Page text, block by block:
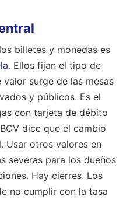
billetes y monedas es
. Ellos fijan el tipo de
surge de las mesas
y públicos. Es el
con tarjeta de débito
dice que el cambio
Usar otros valores en
severas para los dueños
Hay cierres. Los
no cumplir con la tasa